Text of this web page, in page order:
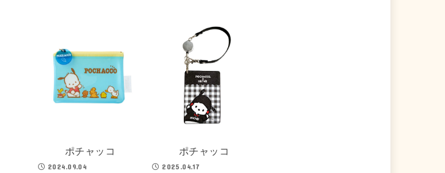
ポチャッコ
2024.09.04
ポチャッコ
2025.04.17